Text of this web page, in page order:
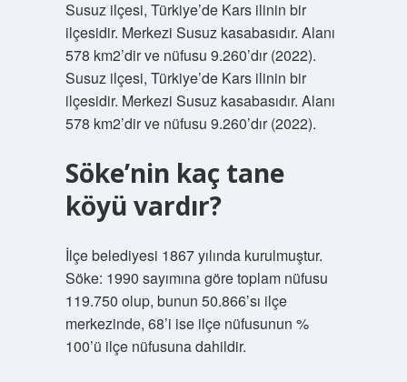
Susuz ilçesi, Türkiye’de Kars ilinin bir
ilçesidir. Merkezi Susuz kasabasıdır. Alanı
578 km2’dir ve nüfusu 9.260’dır (2022).
Susuz ilçesi, Türkiye’de Kars ilinin bir
ilçesidir. Merkezi Susuz kasabasıdır. Alanı
578 km2’dir ve nüfusu 9.260’dır (2022).
Söke’nin kaç tane
köyü vardır?
İlçe belediyesi 1867 yılında kurulmuştur.
Söke: 1990 sayımına göre toplam nüfusu
119.750 olup, bunun 50.866’sı ilçe
merkezinde, 68’i ise ilçe nüfusunun %
100’ü ilçe nüfusuna dahildir.